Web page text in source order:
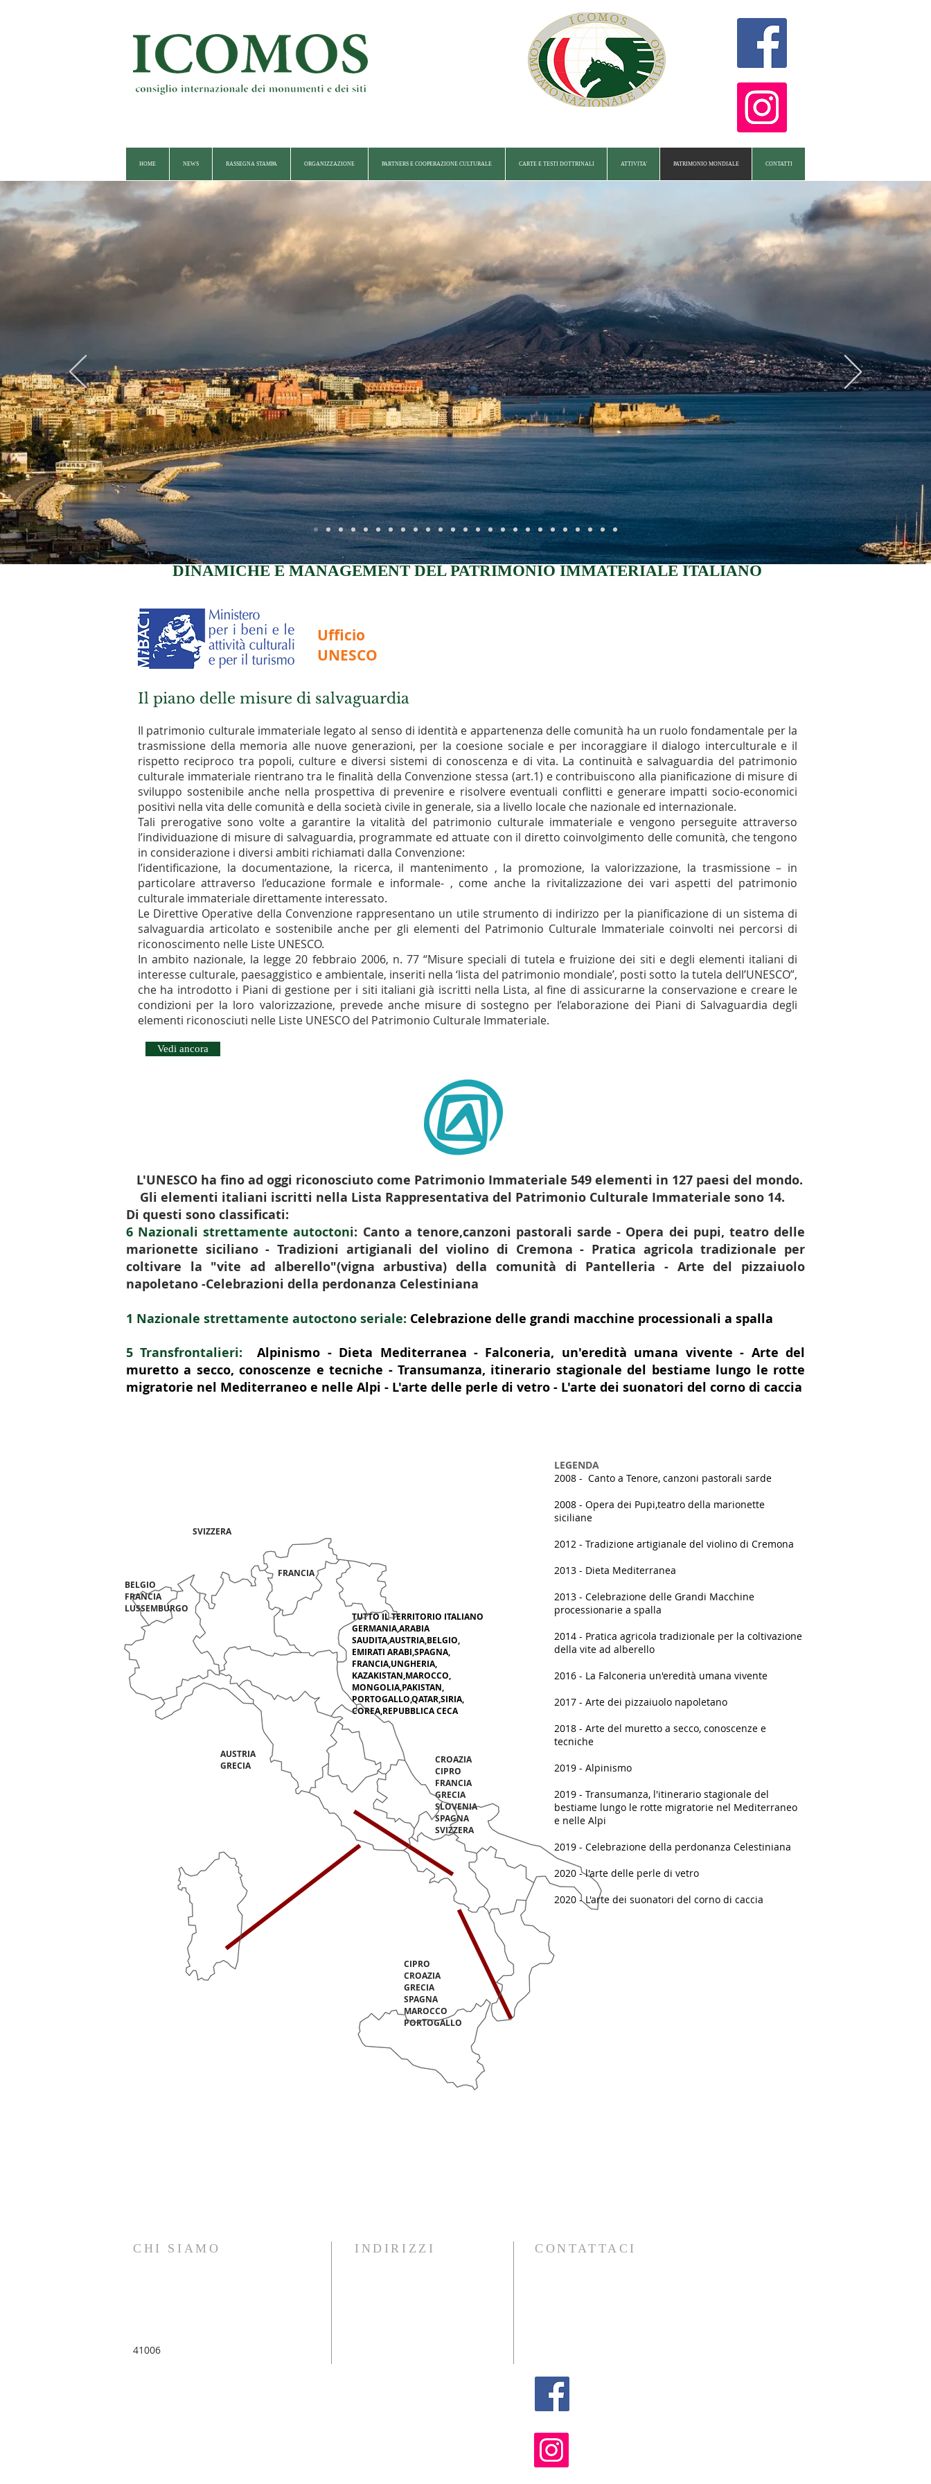
HOME NEWS RASSEGNA STAMPA ORGANIZZAZIONE PARTNERS E COOPERAZIONE CULTURALE CARTE E TESTI DOTTRINALI ATTIVITA' PATRIMONIO MONDIALE CONTATTI
DINAMICHE E MANAGEMENT DEL PATRIMONIO IMMATERIALE ITALIANO
Il piano delle misure di salvaguardia
Il patrimonio culturale immateriale legato al senso di identità e appartenenza delle comunità ha un ruolo fondamentale per la
trasmissione della memoria alle nuove generazioni, per la coesione sociale e per incoraggiare il dialogo interculturale e il
rispetto reciproco tra popoli, culture e diversi sistemi di conoscenza e di vita. La continuità e salvaguardia del patrimonio
culturale immateriale rientrano tra le finalità della Convenzione stessa (art.1) e contribuiscono alla pianificazione di misure di
sviluppo sostenibile anche nella prospettiva di prevenire e risolvere eventuali conflitti e generare impatti socio-economici
positivi nella vita delle comunità e della società civile in generale, sia a livello locale che nazionale ed internazionale.
Tali prerogative sono volte a garantire la vitalità del patrimonio culturale immateriale e vengono perseguite attraverso
l’individuazione di misure di salvaguardia, programmate ed attuate con il diretto coinvolgimento delle comunità, che tengono
in considerazione i diversi ambiti richiamati dalla Convenzione:
l’identificazione, la documentazione, la ricerca, il mantenimento , la promozione, la valorizzazione, la trasmissione – in
particolare attraverso l’educazione formale e informale- , come anche la rivitalizzazione dei vari aspetti del patrimonio
culturale immateriale direttamente interessato.
Le Direttive Operative della Convenzione rappresentano un utile strumento di indirizzo per la pianificazione di un sistema di
salvaguardia articolato e sostenibile anche per gli elementi del Patrimonio Culturale Immateriale coinvolti nei percorsi di
riconoscimento nelle Liste UNESCO.
In ambito nazionale, la legge 20 febbraio 2006, n. 77 “Misure speciali di tutela e fruizione dei siti e degli elementi italiani di
interesse culturale, paesaggistico e ambientale, inseriti nella ‘lista del patrimonio mondiale’, posti sotto la tutela dell’UNESCO”,
che ha introdotto i Piani di gestione per i siti italiani già iscritti nella Lista, al fine di assicurarne la conservazione e creare le
condizioni per la loro valorizzazione, prevede anche misure di sostegno per l’elaborazione dei Piani di Salvaguardia degli
elementi riconosciuti nelle Liste UNESCO del Patrimonio Culturale Immateriale.
Ufficio
UNESCO
Vedi ancora
L'UNESCO ha fino ad oggi riconosciuto come Patrimonio Immateriale 549 elementi in 127 paesi del mondo.
Gli elementi italiani iscritti nella Lista Rappresentativa del Patrimonio Culturale Immateriale sono 14.
Di questi sono classificati:
6 Nazionali strettamente autoctoni: Canto a tenore,canzoni pastorali sarde - Opera dei pupi, teatro delle
marionette siciliano - Tradizioni artigianali del violino di Cremona - Pratica agricola tradizionale per
coltivare la "vite ad alberello"(vigna arbustiva) della comunità di Pantelleria - Arte del pizzaiuolo
napoletano -Celebrazioni della perdonanza Celestiniana
1 Nazionale strettamente autoctono seriale: Celebrazione delle grandi macchine processionali a spalla
5 Transfrontalieri:
Alpinismo - Dieta Mediterranea - Falconeria, un'eredità umana vivente - Arte del
muretto a secco, conoscenze e tecniche - Transumanza, itinerario stagionale del bestiame lungo le rotte
migratorie nel Mediterraneo e nelle Alpi - L'arte delle perle di vetro - L'arte dei suonatori del corno di caccia
SVIZZERA
CIPRO
CROAZIA
GRECIA
SPAGNA
MAROCCO
PORTOGALLO
TUTTO IL TERRITORIO ITALIANO
GERMANIA,ARABIA
SAUDITA,AUSTRIA,BELGIO,
EMIRATI ARABI,SPAGNA,
FRANCIA,UNGHERIA,
KAZAKISTAN,MAROCCO,
MONGOLIA,PAKISTAN,
PORTOGALLO,QATAR,SIRIA,
COREA,REPUBBLICA CECA
CROAZIA
CIPRO
FRANCIA
GRECIA
SLOVENIA
SPAGNA
SVIZZERA
AUSTRIA
GRECIA
LEGENDA
2008 - Canto a Tenore, canzoni pastorali sarde
2008 - Opera dei Pupi,teatro della marionette
siciliane
2012 - Tradizione artigianale del violino di Cremona
2013 - Dieta Mediterranea
2013 - Celebrazione delle Grandi Macchine
processionarie a spalla
2014 - Pratica agricola tradizionale per la coltivazione
della vite ad alberello
2016 - La Falconeria un'eredità umana vivente
2017 - Arte dei pizzaiuolo napoletano
2018 - Arte del muretto a secco, conoscenze e
tecniche
2019 - Alpinismo
2019 - Transumanza, l'itinerario stagionale del
bestiame lungo le rotte migratorie nel Mediterraneo
e nelle Alpi
2019 - Celebrazione della perdonanza Celestiniana
2020 - l'arte delle perle di vetro
2020 - L'arte dei suonatori del corno di caccia
FRANCIA
BELGIO
FRANCIA
LUSSEMBURGO
CHI SIAMO
41006
INDIRIZZI CONTATTACI